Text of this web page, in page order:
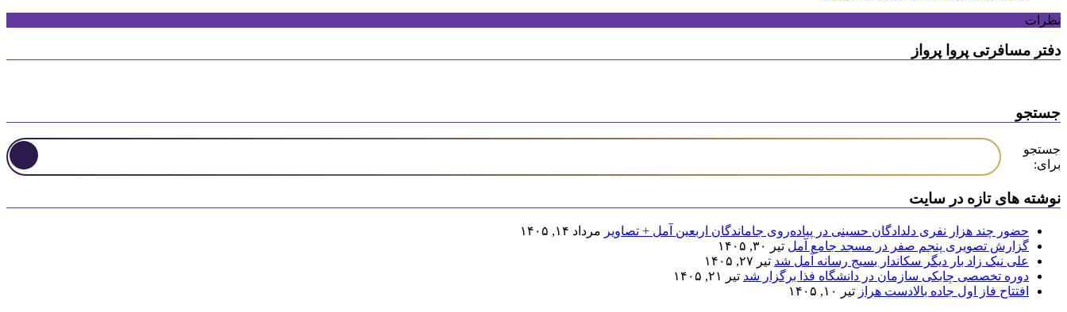
نظرات
دفتر مسافرتی پروا پرواز
جستجو
جستجو
برای:
نوشته های تازه در سایت
حضور چند هزار نفری دلدادگان حسینی در پیاده‌روی جاماندگان اربعین آمل + تصاویر مرداد ۱۴, ۱۴۰۵
گزارش تصویری پنجم صفر در مسجد جامع آمل تیر ۳۰, ۱۴۰۵
علی نیک زاد بار دیگر سکاندار بسیج رسانه آمل شد تیر ۲۷, ۱۴۰۵
دوره تخصصی چابکی سازمان در دانشگاه فذا برگزار شد تیر ۲۱, ۱۴۰۵
افتتاح فاز اول جاده بالادست هراز تیر ۱۰, ۱۴۰۵